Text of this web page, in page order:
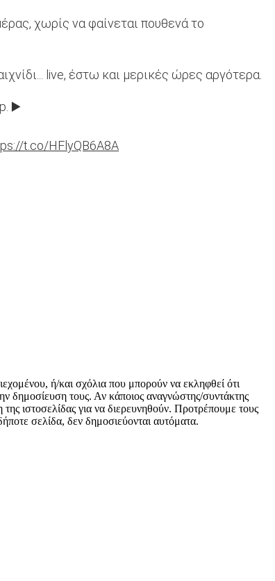
χωρίς να φαίνεται πουθενά το
live, έστω και μερικές ώρες αργότερα.
▶️
t.co/HFlyQB6A8A
ή/και σχόλια που μπορούν να εκληφθεί ότι
δημοσίευση τους. Αν κάποιος αναγνώστης/συντάκτης
της ιστοσελίδας για να διερευνηθούν. Προτρέπουμε τους
σελίδα, δεν δημοσιεύονται αυτόματα.